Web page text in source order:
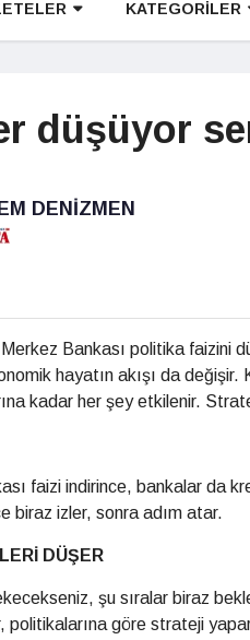
KATEGORİLER
düşüyor
DENIZMEN
Bankası politika faizini
hayatın akışı da
kadar her şey etkilenir.
faizi indirince, bankalar da
biraz izler, sonra adım atar.
DÜŞER
şu sıralar biraz
politikalarına göre strateji